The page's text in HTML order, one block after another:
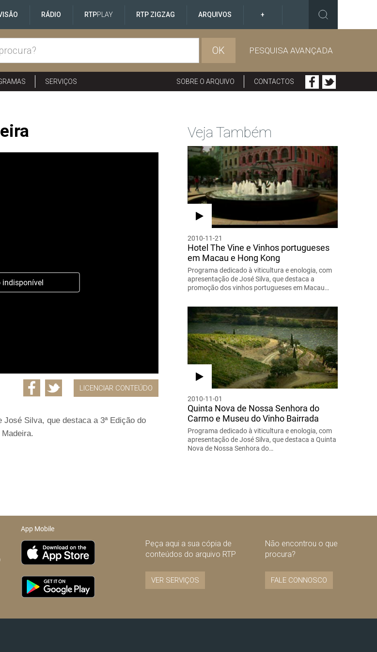
RÁDIO RTPPLAY RTP ZIGZAG ARQUIVOS +
OK PESQUISA AVANÇADA
SERVIÇOS SOBRE O ARQUIVO CONTACTOS
indisponível
LICENCIAR CONTEÚDO
Silva, que destaca a 3ª Edição do
Veja Também
2010-11-21
Hotel The Vine e Vinhos portugueses
em Macau e Hong Kong
Programa dedicado à viticultura e enologia, com
apresentação de José Silva, que destaca a
promoção dos vinhos portugueses em Macau…
2010-11-01
Quinta Nova de Nossa Senhora do
Carmo e Museu do Vinho Bairrada
Programa dedicado à viticultura e enologia, com
apresentação de José Silva, que destaca a Quinta
Nova de Nossa Senhora do…
App Mobile
Peça aqui a sua cópia de
conteúdos do arquivo RTP
VER SERVIÇOS
Não encontrou o que
procura?
FALE CONNOSCO